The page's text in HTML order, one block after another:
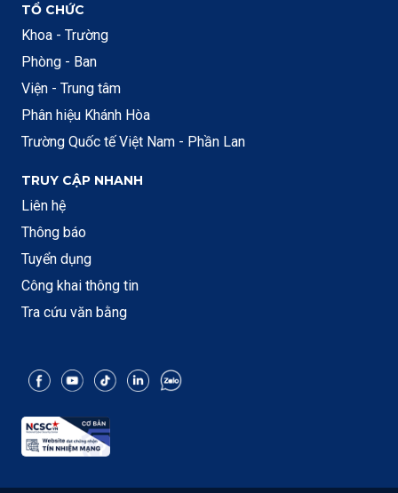
TỔ CHỨC
Khoa - Trường
Phòng - Ban
Viện - Trung tâm
Phân hiệu Khánh Hòa
Trường Quốc tế Việt Nam - Phần Lan
TRUY CẬP NHANH
Liên hệ
Thông báo
Tuyển dụng
Công khai thông tin
Tra cứu văn bằng